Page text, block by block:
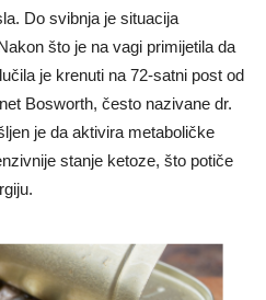
Do svibnja je situacija
što je na vagi primijetila da
je krenuti na 72-satni post od
Bosworth, često nazivane dr.
je da aktivira metaboličke
stanje ketoze, što potiče